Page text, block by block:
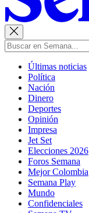
Últimas noticias
Política
Nación
Dinero
Deportes
Opinión
Impresa
Jet Set
Elecciones 2026
Foros Semana
Mejor Colombia
Semana Play
Mundo
Confidenciales